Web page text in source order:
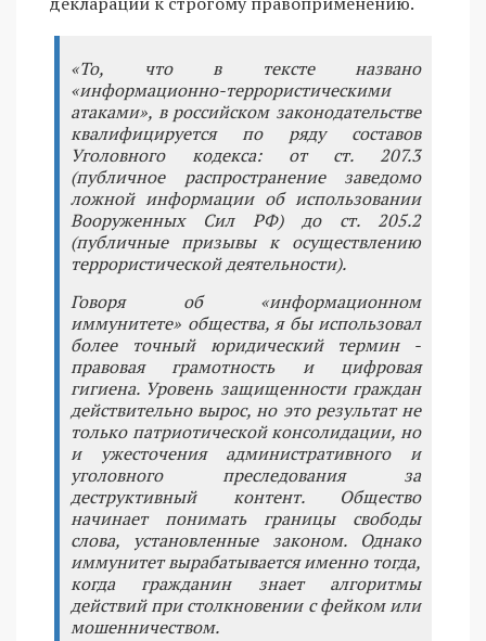
«То, что в тексте названо
«информационно-террористическими
атаками», в российском законодательстве
квалифицируется по ряду составов
Уголовного кодекса: от ст. 207.3
(публичное распространение заведомо
ложной информации об использовании
Вооруженных Сил РФ) до ст. 205.2
(публичные призывы к осуществлению
террористической деятельности).
Говоря об «информационном
иммунитете» общества, я бы использовал
более точный юридический термин -
правовая грамотность и цифровая
гигиена. Уровень защищенности граждан
действительно вырос, но это результат не
только патриотической консолидации, но
и ужесточения административного и
уголовного преследования за
деструктивный контент. Общество
начинает понимать границы свободы
слова, установленные законом. Однако
иммунитет вырабатывается именно тогда,
когда гражданин знает алгоритмы
действий при столкновении с фейком или
мошенничеством.